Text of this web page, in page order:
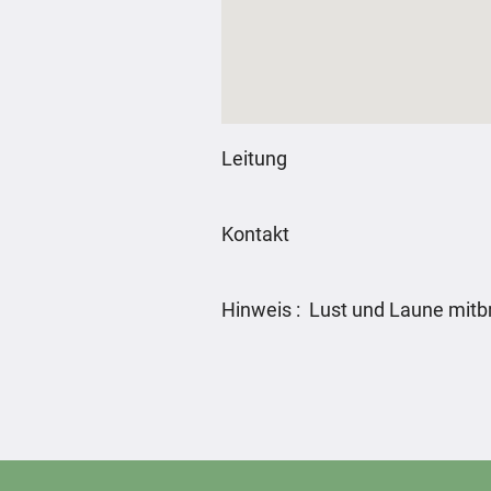
Leitung
Kontakt
Hinweis : Lust und Laune